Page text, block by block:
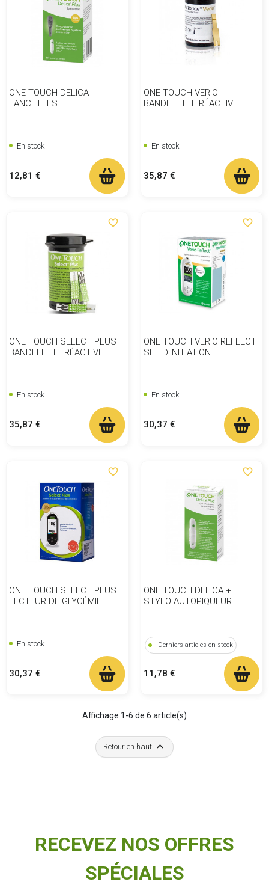
ONE TOUCH DELICA +
LANCETTES
En stock
Prix
12,81 €
ONE TOUCH VERIO
BANDELETTE RÉACTIVE
En stock
Prix
35,87 €
favorite_border
ONE TOUCH SELECT PLUS
BANDELETTE RÉACTIVE
En stock
Prix
35,87 €
favorite_border
ONE TOUCH VERIO REFLECT
SET D'INITIATION
En stock
Prix
30,37 €
favorite_border
ONE TOUCH SELECT PLUS
LECTEUR DE GLYCÉMIE
En stock
Prix
30,37 €
favorite_border
ONE TOUCH DELICA +
STYLO AUTOPIQUEUR
Derniers articles en stock
Prix
11,78 €
Affichage 1-6 de 6 article(s)
Retour en haut 
RECEVEZ NOS OFFRES
SPÉCIALES